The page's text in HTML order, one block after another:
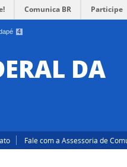
4
Comunica BR Participe
DA
Fale com a Assessoria de